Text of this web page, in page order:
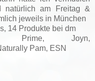
natürlich am Freitag &
jeweils in München
14 Produkte bei dm
Prime, Joyn,
Pam, ESN